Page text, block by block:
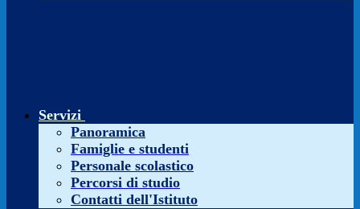
Servizi
Panoramica
Famiglie e studenti
Personale scolastico
Percorsi di studio
Contatti dell'Istituto